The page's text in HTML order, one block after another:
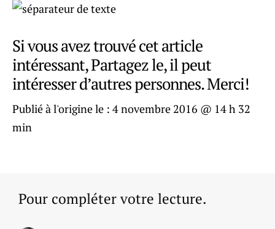
Si vous avez trouvé cet article
intéressant, Partagez le, il peut
intéresser d’autres personnes. Merci!
Publié à l'origine le : 4 novembre 2016 @ 14 h 32
min
Pour compléter votre lecture.